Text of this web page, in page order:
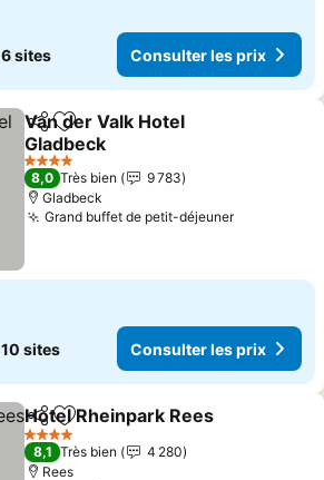
6 sites Consulter les prix
PartagerAjouter à mes favoris
Van der Valk Hotel
Gladbeck
Consulter les prix
4 Étoiles
8,0 Très bien
9 783
Gladbeck
Grand buffet de petit-déjeunerConsulter
10 sites Consulter les prix
PartagerAjouter à mes favoris
Hotel Rheinpark Rees
4 Étoiles
8,1 Très bien
4 280
Rees